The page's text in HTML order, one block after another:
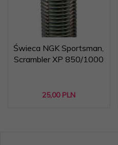
Świeca NGK Sportsman,
Scrambler XP 850/1000
25,00 PLN